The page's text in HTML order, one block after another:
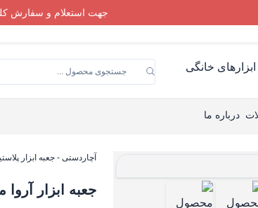
جهت استعلام و سفارش
درباره ما
آچاردستی - جعبه ابزار
جعبه ابزار آروا مدل